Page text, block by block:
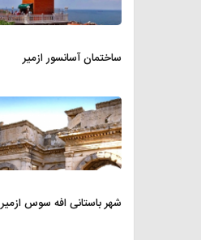
ساختمان آسانسور ازمیر
شهر باستانی افه سوس ازمیر